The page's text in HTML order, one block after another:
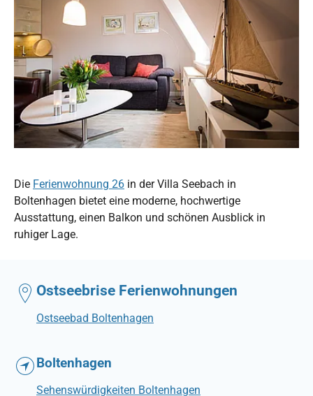
Die Ferienwohnung 26 in der Villa Seebach in
Boltenhagen bietet eine moderne, hochwertige
Ausstattung, einen Balkon und schönen Ausblick in
ruhiger Lage.
Ostseebrise Ferienwohnungen
Ostseebad Boltenhagen
Boltenhagen
Sehenswürdigkeiten Boltenhagen